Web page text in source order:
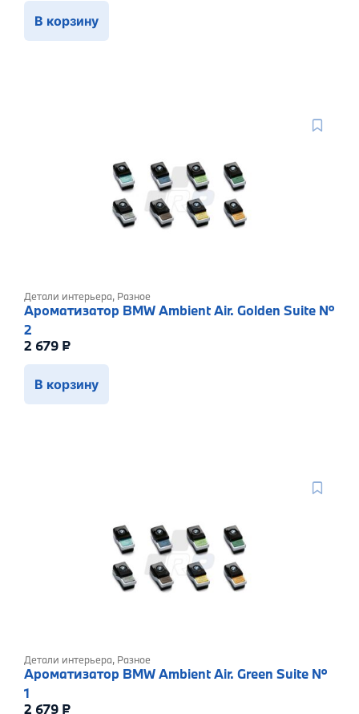
В корзину
Детали интерьера, Разное
Ароматизатор BMW Ambient Air. Golden Suite №
2
2 679 ₽
В корзину
Детали интерьера, Разное
Ароматизатор BMW Ambient Air. Green Suite №
1
2 679 ₽